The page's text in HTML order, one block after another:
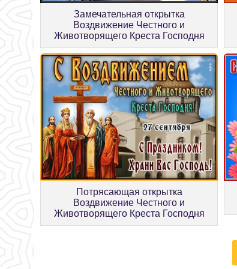
Замечательная открытка
Воздвижение Честного и
Животворящего Креста Господня
Потрясающая открытка
Воздвижение Честного и
Животворящего Креста Господня